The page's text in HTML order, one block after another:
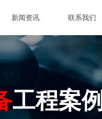
新闻资讯 联系我们
工程案